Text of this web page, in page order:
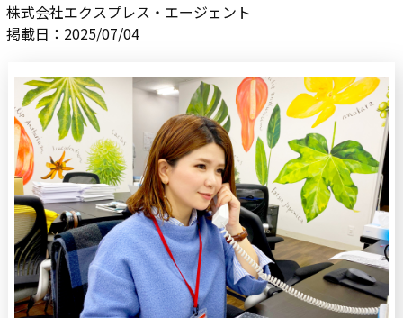
株式会社エクスプレス・エージェント
掲載日：2025/07/04